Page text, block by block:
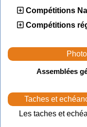
Compétitions
Compétitions
Assemblées
Taches et
Les taches et